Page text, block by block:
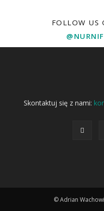
FOLLOW US
Skontaktuj się z nami:
© Adrian